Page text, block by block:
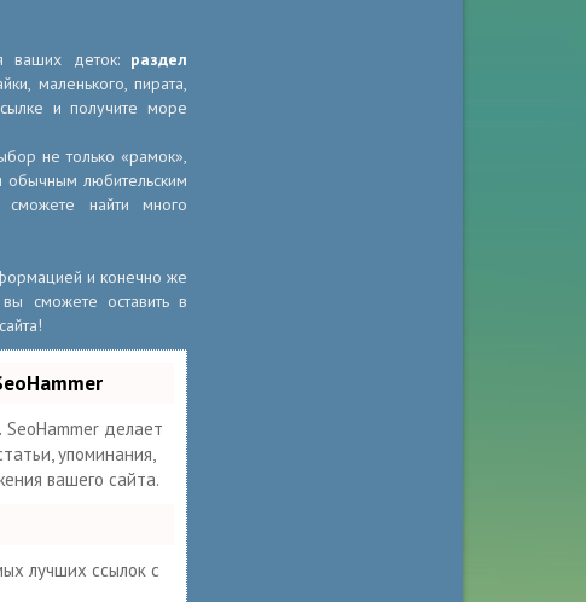
ваших деток: раздел
маленького, пирата,
и получите море
не только «рамок»,
обычным любительским
найти много
и конечно же
сможете оставить в
SeoHammer делает
упоминания,
вашего сайта.
лучших ссылок с